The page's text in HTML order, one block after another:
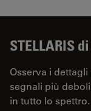
STELLARIS
Osserva i
segnali più
in tutto lo spettro.